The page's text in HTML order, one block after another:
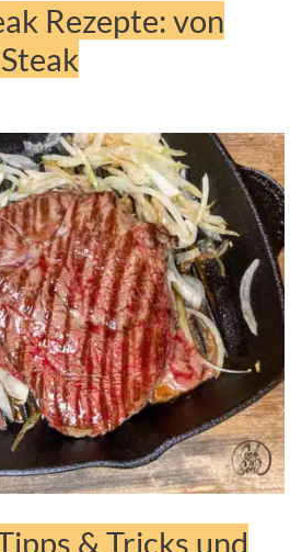
Rezepte: von
& Tricks und